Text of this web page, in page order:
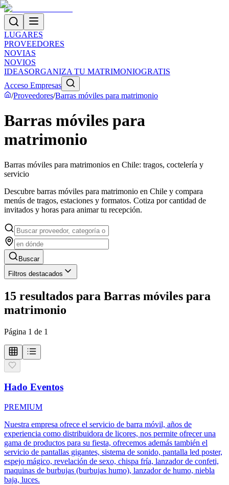
LUGARES
PROVEEDORES
NOVIAS
NOVIOS
IDEASORGANIZA TU MATRIMONIOGRATIS
Acceso Empresas
/Proveedores/Barras móviles para matrimonio
Barras móviles para
matrimonio
Barras móviles para matrimonios en Chile: tragos, coctelería y
servicio
Descubre barras móviles para matrimonio en Chile y compara
menús de tragos, estaciones y formatos. Cotiza por cantidad de
invitados y horas para animar tu recepción.
Buscar
Filtros destacados
15 resultados para Barras móviles para
matrimonio
Página 1 de 1
Hado Eventos
PREMIUM
Nuestra empresa ofrece el servicio de barra móvil, años de
experiencia como distribuidora de licores, nos permite ofrecer una
gama de productos para su fiesta, ofrecemos además también el
servicio de pantallas gigantes, sistema de sonido, pantalla led poster,
espejo mágico, revelación de sexo, chispa fría, lanzador de confeti,
maquinas de burbujas (burbujas humo), lanzador de humo, niebla
baja, luces.